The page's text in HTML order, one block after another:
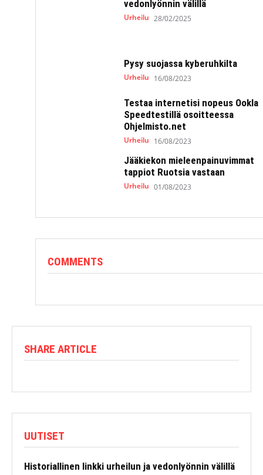
vedonlyönnin välillä
Urheilu 28/02/2025
Pysy suojassa kyberuhkilta
Urheilu 16/08/2023
Testaa internetisi nopeus Ookla
Speedtestillä osoitteessa
Ohjelmisto.net
Urheilu 16/08/2023
Jääkiekon mieleenpainuvimmat
tappiot Ruotsia vastaan
Urheilu 01/08/2023
COMMENTS
SHARE ARTICLE
UUTISET
Historiallinen linkki urheilun ja vedonlyönnin välillä